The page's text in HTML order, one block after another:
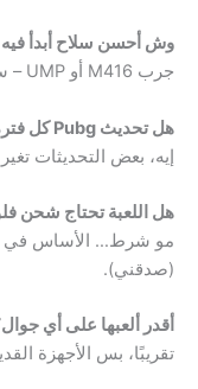
وش أحسن سلاح أبدأ فيه
جرب M416 أو UMP – سوّيت جريمة بـ UMP والله.
هل تحديث Pubg كل فترة يفرق فعلاً؟
إيه، بعض التحديثات
هل اللعبة تحتاج شحن
مو شرط… الأساس في
(صدقني).
أقدر ألعبها على أي
تقريبًا، بس الأجهزة